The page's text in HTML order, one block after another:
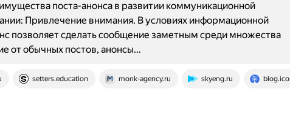
setters.education monk-agency.ru skyeng.ru
поста-анонса в развитии коммуникационной
Привлечение внимания. В условиях информационной
позволяет сделать сообщение заметным среди множества
от обычных постов, анонсы…